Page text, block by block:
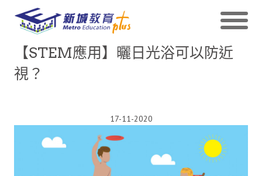
【STEM應用】曬日光浴可以防近
視？
17-11-2020